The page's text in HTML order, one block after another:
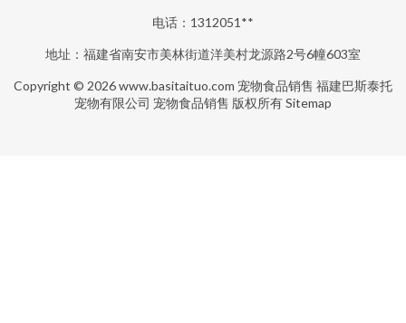
电话：1312051**
地址：福建省南安市美林街道洋美村龙源路2号6幢603室
Copyright © 2026www.basitaituo.com 宠物食品销售 福建巴斯泰托
宠物有限公司 宠物食品销售 版权所有Sitemap